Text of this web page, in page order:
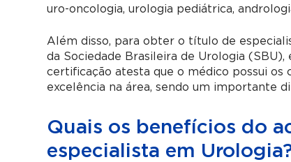
uro-oncologia, urologia pediátrica,
Além disso, para obter o título de
da Sociedade Brasileira de Urologia
certificação atesta que o médico possui
excelência na área, sendo um importante
Quais os benefícios do
especialista em